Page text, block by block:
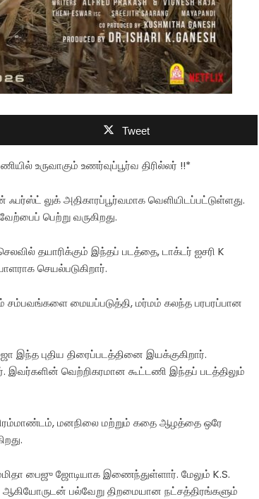
Tweet
உருவாகும் உணர்வுப்பூர்வ திரில்லர் !!*
ஃபர்ஸ்ட் லுக் அதிகாரப்பூர்வமாக வெளியிடப்பட்டுள்ளது.
பெற்று வருகிறது.
தயாரிக்கும் இந்தப் படத்தை, டாக்டர் ஐசரி K
செயல்படுகிறார்.
சம்பவங்களை மையப்படுத்தி, மர்மம் கலந்த பரபரப்பான
புதிய திரைப்படத்தினை இயக்குகிறார்.
இவர்களின் வெற்றிகரமான கூட்டணி இந்தப் படத்திலும்
மனநிலை மற்றும் கதை ஆழத்தை ஒரே
பைஜு ஜோடியாக இணைந்துள்ளார். மேலும் K.S.
ஆகியோருடன் பல்வேறு திறமையான நட்சத்திரங்களும்